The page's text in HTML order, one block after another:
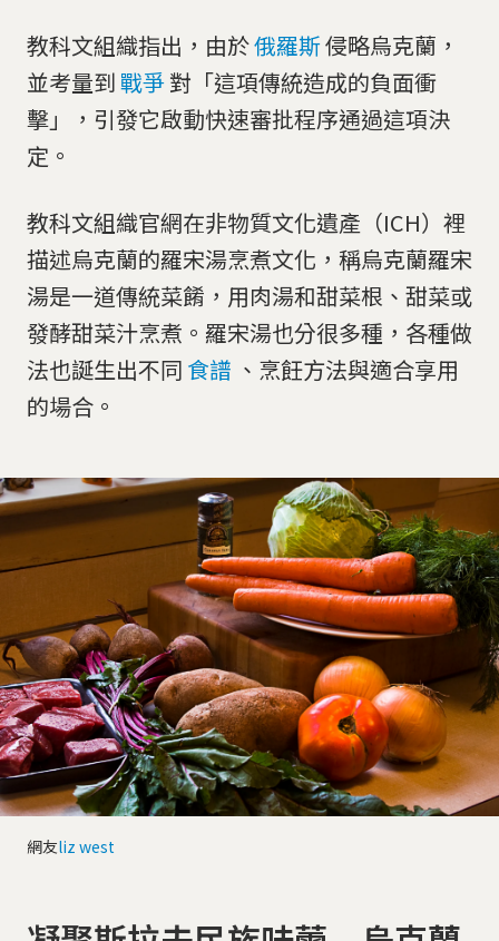
教科文組織指出，由於俄羅斯侵略烏克蘭，
並考量到戰爭對「這項傳統造成的負面衝
擊」，引發它啟動快速審批程序通過這項決
定。
教科文組織官網在非物質文化遺產（ICH）裡
描述烏克蘭的羅宋湯烹煮文化，稱烏克蘭羅宋
湯是一道傳統菜餚，用肉湯和甜菜根、甜菜或
發酵甜菜汁烹煮。羅宋湯也分很多種，各種做
法也誕生出不同 食譜 、烹飪方法與適合享用
的場合。
網友liz west